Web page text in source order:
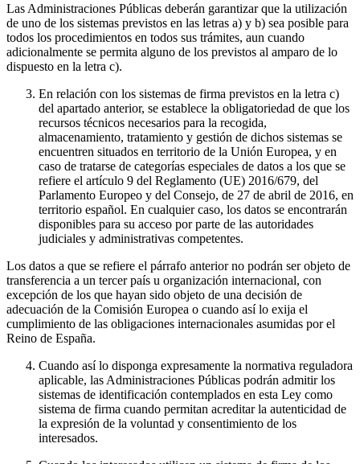
Las Administraciones Públicas deberán garantizar que la utilización
de uno de los sistemas previstos en las letras a) y b) sea posible para
todos los procedimientos en todos sus trámites, aun cuando
adicionalmente se permita alguno de los previstos al amparo de lo
dispuesto en la letra c).
En relación con los sistemas de firma previstos en la letra c)
del apartado anterior, se establece la obligatoriedad de que los
recursos técnicos necesarios para la recogida,
almacenamiento, tratamiento y gestión de dichos sistemas se
encuentren situados en territorio de la Unión Europea, y en
caso de tratarse de categorías especiales de datos a los que se
refiere el artículo 9 del Reglamento (UE) 2016/679, del
Parlamento Europeo y del Consejo, de 27 de abril de 2016, en
territorio español. En cualquier caso, los datos se encontrarán
disponibles para su acceso por parte de las autoridades
judiciales y administrativas competentes.
Los datos a que se refiere el párrafo anterior no podrán ser objeto de
transferencia a un tercer país u organización internacional, con
excepción de los que hayan sido objeto de una decisión de
adecuación de la Comisión Europea o cuando así lo exija el
cumplimiento de las obligaciones internacionales asumidas por el
Reino de España.
Cuando así lo disponga expresamente la normativa reguladora
aplicable, las Administraciones Públicas podrán admitir los
sistemas de identificación contemplados en esta Ley como
sistema de firma cuando permitan acreditar la autenticidad de
la expresión de la voluntad y consentimiento de los
interesados.